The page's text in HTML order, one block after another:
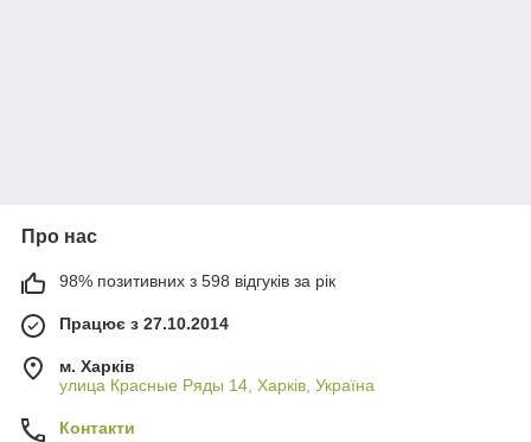
Про нас
98% позитивних з 598 відгуків за рік
Працює з 27.10.2014
м. Харків
улица Красные Ряды 14, Харків, Україна
Контакти